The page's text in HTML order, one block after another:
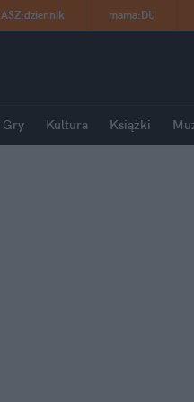
ASZ:dziennik mama:DU
Gry Kultura Książki